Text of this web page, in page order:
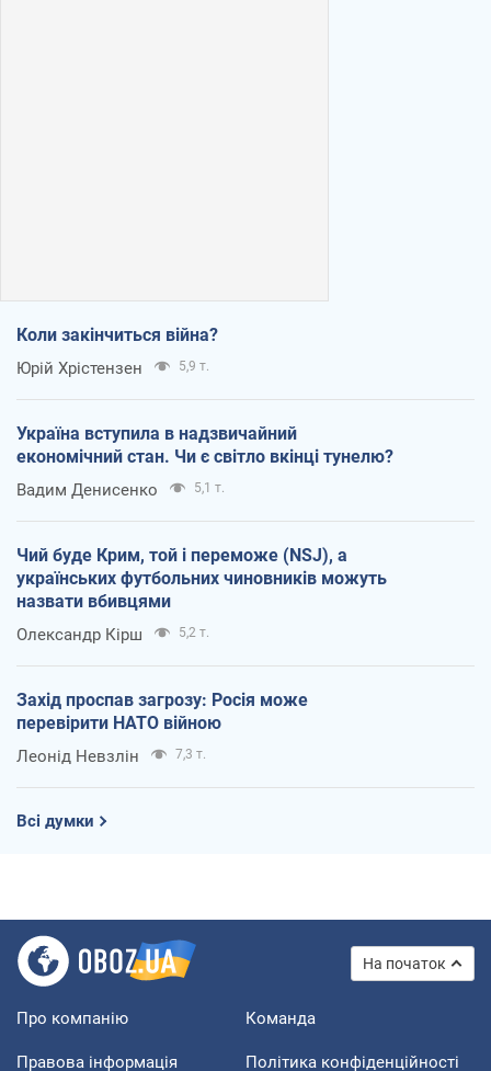
Коли закінчиться війна?
Юрій Хрістензен 5,9 т.
Україна вступила в надзвичайний
економічний стан. Чи є світло вкінці тунелю?
Вадим Денисенко 5,1 т.
Чий буде Крим, той і переможе (NSJ), а
українських футбольних чиновників можуть
назвати вбивцями
Олександр Кірш 5,2 т.
Захід проспав загрозу: Росія може
перевірити НАТО війною
Леонід Невзлін 7,3 т.
Всі думки
На початок
Про компанію Команда
Правова інформація Політика конфіденційності